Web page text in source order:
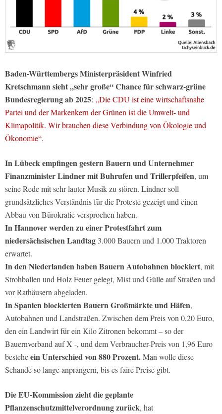
Baden-Württembergs Ministerpräsident Winfried
Kretschmann sieht „sehr große“ Chance für schwarz-grüne
Bundesregierung ab 2025: „Die CDU ist eine wirtschaftsnahe
Partei und der Markenkern der Grünen ist die Umwelt- und
Klimapolitik. Wir brauchen diese Verbindung von Ökologie und
Ökonomie“.
In Lübeck empfingen gestern Bauern und Unternehmer
Finanzminister Lindner mit Buhrufen und Trillerpfeifen, um
seine Rede mit sehr lauter Musik zu stören. Lindner soll
grundsätzliches Verständnis für die Proteste gezeigt und einen
Abbau von Bürokratie versprochen haben.
In Hannover werden zu einer Protestfahrt zum
niedersächsischen Landtag 3.000 Bauern und 1.000 Traktoren
erwartet.
In den Niederlanden haben Bauern Autobahnen blockiert, mit
Strohballen und Holz Feuer gelegt, Mist und Gülle auf Straßen und
vor Rathäusern abgeladen.
In Spanien blockierten Bauern Großmärkte und Häfen,
Autobahnen und Landstraßen. Zwischen dem Preis von 0,20 Euro,
den ein Landwirt für ein Kilo Zitronen bekommt – so der
Bauernverband auf X -, und dem Verbraucher-Preis von 1,96 Euro
besteheein Unterschied von 880 Prozent.Man wolle diese
Schande so lange anprangern, bis es faire Preise gibt.
Die EU-Kommission zieht die geplante
Pflanzenschutzmittelverordnung zurück, hat